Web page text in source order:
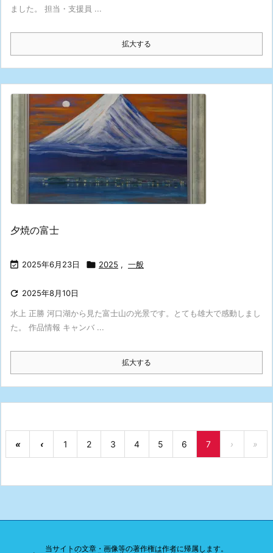
ました。 担当・支援員 ...
拡大する
夕焼の富士
 2025年6月23日  2025 , 一般
 2025年8月10日
水上 正勝 河口湖から見た富士山の光景です。とても雄大で感動しまし
た。 作品情報 キャンバ ...
拡大する
« ‹ 1 2 3 4 5 6 7 › »
当サイトの文章・画像等の著作権は作者に帰属します。